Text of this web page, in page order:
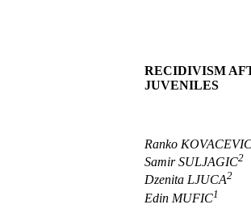
RECIDIVISM
JUVENILES
Ranko
Samir SULJAGIC2
Dzenita LJUCA2
Edin MUFIC1